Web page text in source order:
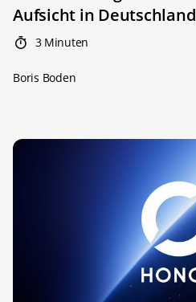
Aufsicht in Deutschland
3 Minuten
Boris Boden